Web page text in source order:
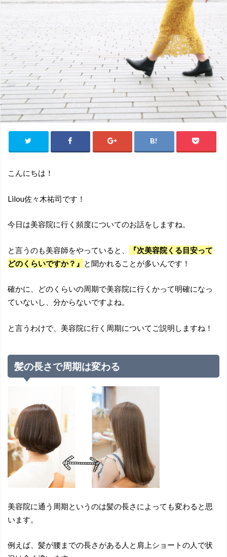
こんにちは！
Lilou佐々木祐司です！
今日は美容院に行く頻度についてのお話をしますね。
と言うのも美容師をやっていると、
『次美容院くる目安って
どのくらいですか？』 と聞かれることが多いんです！
確かに、どのくらいの周期で美容院に行くかって明確になっ
ていないし、分からないですよね。
と言うわけで、美容院に行く周期についてご説明しますね！
髪の長さで周期は変わる
美容院に通う周期というのは髪の長さによっても変わると思
います。
例えば、髪が腰までの長さがある人と肩上ショートの人で状